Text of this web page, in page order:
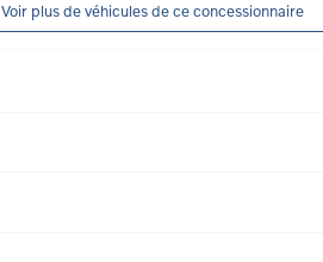
Voir plus de véhicules de ce concessionnaire